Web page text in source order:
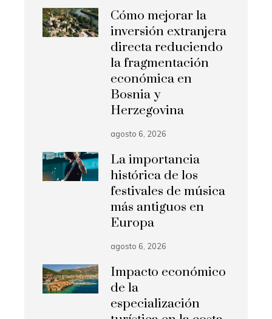
Cómo mejorar la
inversión extranjera
directa reduciendo
la fragmentación
económica en
Bosnia y
Herzegovina
agosto 6, 2026
La importancia
histórica de los
festivales de música
más antiguos en
Europa
agosto 6, 2026
Impacto económico
de la
especialización